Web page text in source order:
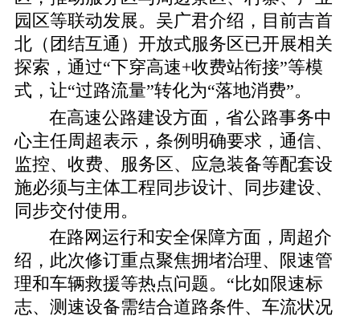
园区等联动发展。吴广君介绍，目前吉首
北（团结互通）开放式服务区已开展相关
探索，通过“下穿高速+收费站衔接”等模
式，让“过路流量”转化为“落地消费”。
在高速公路建设方面，省公路事务中
心主任周超表示，条例明确要求，通信、
监控、收费、服务区、应急装备等配套设
施必须与主体工程同步设计、同步建设、
同步交付使用。
在路网运行和安全保障方面，周超介
绍，此次修订重点聚焦拥堵治理、限速管
理和车辆救援等热点问题。“比如限速标
志、测速设备需结合道路条件、车流状况